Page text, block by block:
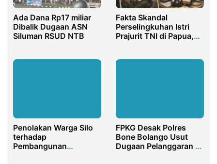
Ada Dana Rp17 miliar
Dibalik Dugaan ASN
Siluman RSUD NTB
Fakta Skandal
Perselingkuhan Istri
Prajurit TNI di Papua,
Penolakan Warga Silo
terhadap
Pembangunan
FPKG Desak Polres
Bone Bolango Usut
Dugaan Pelanggaran di